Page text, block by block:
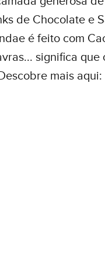
de Chocolate e
é feito com
significa que
mais aqui: